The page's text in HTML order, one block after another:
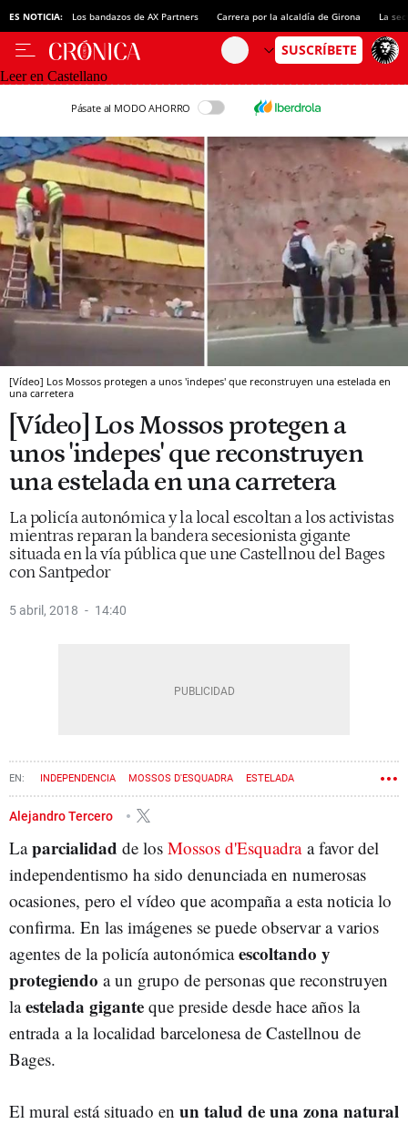
ES NOTICIA: Los bandazos de AX Partners Carrera por la alcaldía de Girona La
Leer en Castellano
Pásate al MODO AHORRO
[Vídeo] Los Mossos protegen a unos 'indepes' que reconstruyen una estelada en
una carretera
[Vídeo] Los Mossos protegen a
unos 'indepes' que reconstruyen
una estelada en una carretera
La policía autonómica y la local escoltan a los activistas
mientras reparan la bandera secesionista gigante
situada en la vía pública que une Castellnou del Bages
con Santpedor
5 abril, 2018 14:40
INDEPENDENCIA MOSSOS D'ESQUADRA ESTELADA
Alejandro Tercero
Laparcialidad de los Mossos d'Esquadraa favor del
independentismo ha sido denunciada en numerosas
ocasiones, pero el vídeo que acompaña a esta noticia lo
confirma. En las imágenes se puede observar a varios
agentes de la policía autonómicaescoltando y
protegiendo a un grupo de personas que reconstruyen
laestelada gigante que preside desde hace años la
entrada a la localidad barcelonesa de Castellnou de
Bages.
El mural está situado en un talud de una zona natural